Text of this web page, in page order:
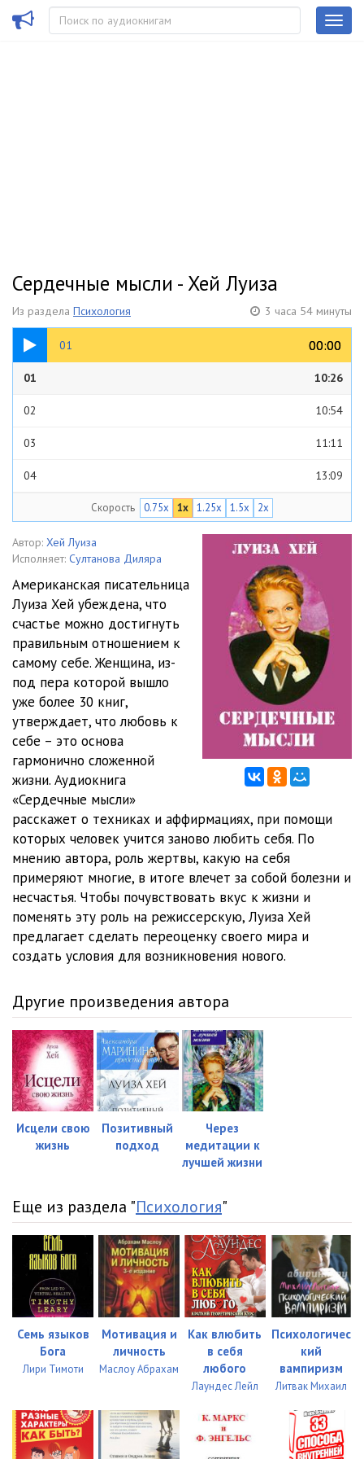
Сердечные мысли - Хей Луиза
Из раздела Психология 3 часа 54 минуты
01 00:00
00:00
10:26
01 10:26
02 10:54
03 11:11
04 13:09
06 11:58
08 12:40
09 10:52
10 11:28
11
12
13
14
15
16
17
18
19
20
Скорость 0.75x 1x 1.25x 1.5x 2x
Автор: Хей Луиза
Исполняет: Султанова Диляра
Американская писательница
Луиза Хей убеждена, что
счастье можно достигнуть
правильным отношением к
самому себе. Женщина, из-
под пера которой вышло
уже более 30 книг,
утверждает, что любовь к
себе – это основа
гармонично сложенной
жизни. Аудиокнига
«Сердечные мысли»
расскажет о техниках и аффирмациях, при помощи
которых человек учится заново любить себя. По
мнению автора, роль жертвы, какую на себя
примеряют многие, в итоге влечет за собой болезни и
несчастья. Чтобы почувствовать вкус к жизни и
поменять эту роль на режиссерскую, Луиза Хей
предлагает сделать переоценку своего мира и
создать условия для возникновения нового.
Другие произведения автора
Исцели свою
жизнь
Позитивный
подход
Через
медитации к
лучшей жизни
Еще из раздела "Психология"
Семь языков
Бога
Лири Тимоти
Мотивация и
личность
Маслоу Абрахам
Как влюбить
в себя
любого
Лаундес Лейл
Психологичес
кий
вампиризм
Литвак Михаил